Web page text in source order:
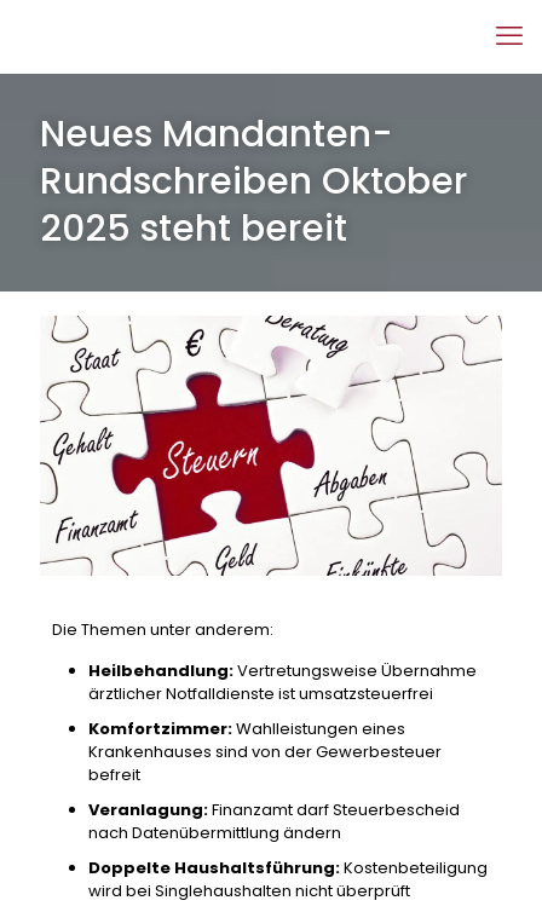
Neues Mandanten-
Rundschreiben Oktober
2025 steht bereit
Die Themen unter anderem:
Heilbehandlung:Vertretungsweise Übernahme
ärztlicher Notfalldienste ist umsatzsteuerfrei
Komfortzimmer:Wahlleistungen eines
Krankenhauses sind von der Gewerbesteuer
befreit
Veranlagung:Finanzamt darf Steuerbescheid
nach Datenübermittlung ändern
Doppelte Haushaltsführung:Kostenbeteiligung
wird bei Singlehaushalten nicht überprüft